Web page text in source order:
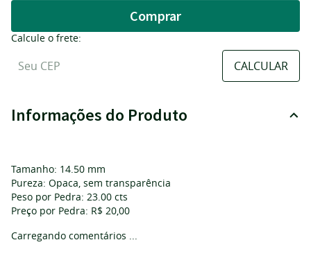
Comprar
Calcule o frete:
Informações do Produto
Tamanho: 14.50 mm
Pureza: Opaca, sem transparência
Peso por Pedra: 23.00 cts
Preço por Pedra: R$ 20,00
Carregando comentários ...